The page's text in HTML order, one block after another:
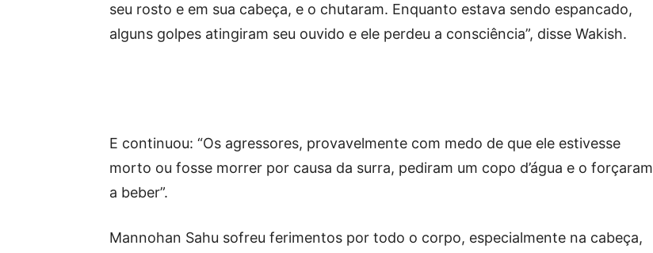
seu rosto e em sua cabeça, e o chutaram. Enquanto estava sendo espancado,
alguns golpes atingiram seu ouvido e ele perdeu a consciência”, disse Wakish.
E continuou: “Os agressores, provavelmente com medo de que ele estivesse
morto ou fosse morrer por causa da surra, pediram um copo d’água e o forçaram
a beber”.
Mannohan Sahu sofreu ferimentos por todo o corpo, especialmente na cabeça,